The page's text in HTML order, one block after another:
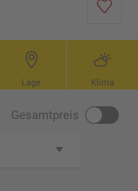
Lage Klima
Gesamtpreis